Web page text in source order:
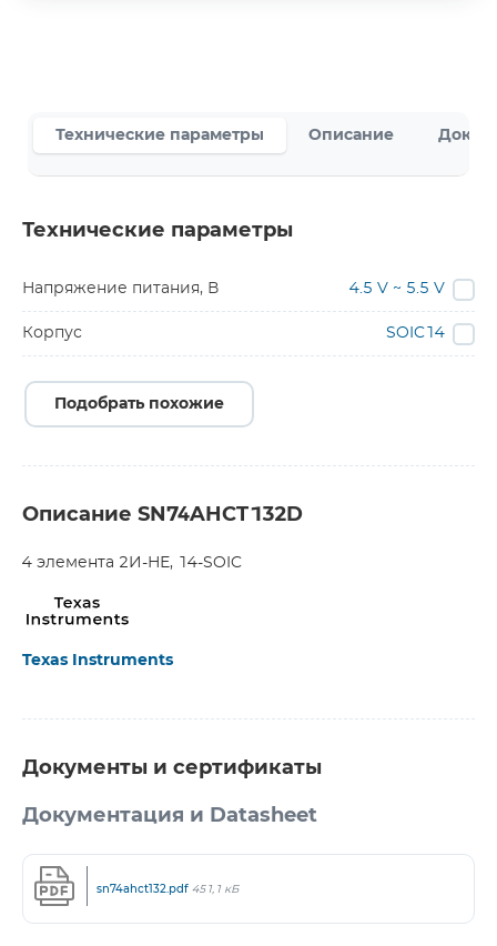
Технические параметры Описание
Технические параметры
Напряжение питания, В 4.5 V ~ 5.5 V
Корпус SOIC14
Подобрать похожие
Описание SN74AHCT132D
4 элемента 2И-НЕ, 14-SOIC
Texas Instruments
Документы и сертификаты
Документация и Datasheet
sn74ahct132.pdf 451,1 кБ